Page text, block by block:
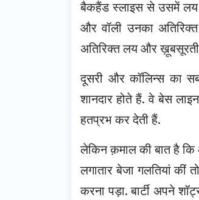
बैकहैंड स्लाइस से उसमें लय
और वॉली उनका
अतिरिक्त लय और ख़ूबसूरती
दूसरी और कॉलिन्स का
शानदार होते हैं. वे बेस
हतप्रभ कर देती हैं.
लेकिन क़माल की बात है कि
लगातार बेजा गलतियां कीं
करना पड़ा. बार्टी अपने